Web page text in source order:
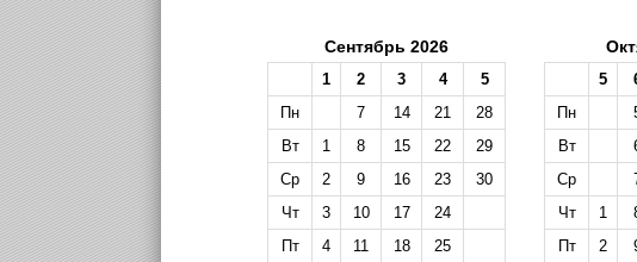
Сентябрь 2026
1 2 3 4
5
Пн
7 14 21
28
Вт
1 8 15 22
29
Ср
2 9 16 23
30
Чт
3 10 17
24
Пт
4 11 18
25
5
Пн
Вт
Ср
Чт
1
Пт
2